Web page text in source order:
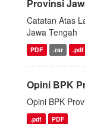
Provinsi
Catatan Atas
Jawa Tengah
PDF .rar .pdf
Opini BPK
Opini BPK
.pdf PDF